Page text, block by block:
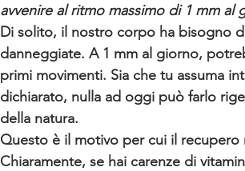
avvenire al ritmo massimo di 1 mm al
Di solito, il nostro corpo ha bisogno
danneggiate. A 1 mm al giorno,
primi movimenti. Sia che tu assuma
dichiarato, nulla ad oggi può farlo
della natura.
Questo è il motivo per cui il
Chiaramente, se hai carenze di